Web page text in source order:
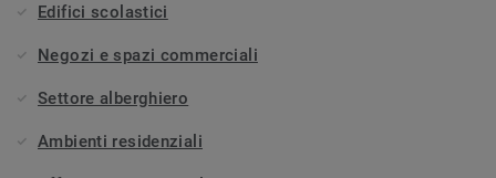
Edifici scolastici
Negozi e spazi commerciali
Settore alberghiero
Ambienti residenziali